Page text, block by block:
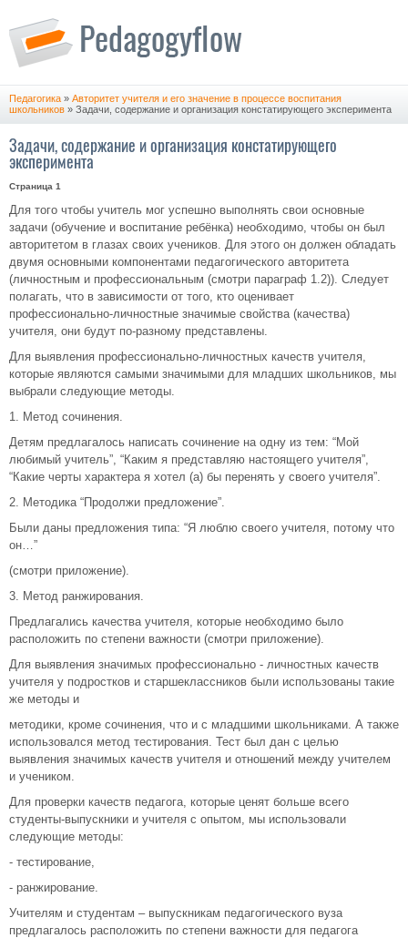
Педагогика » Авторитет учителя и его значение в процессе воспитания
школьников » Задачи, содержание и организация констатирующего эксперимента
Задачи, содержание и организация констатирующего
эксперимента
Страница 1
Для того чтобы учитель мог успешно выполнять свои основные
задачи (обучение и воспитание ребёнка) необходимо, чтобы он был
авторитетом в глазах своих учеников. Для этого он должен обладать
двумя основными компонентами педагогического авторитета
(личностным и профессиональным (смотри параграф 1.2)). Следует
полагать, что в зависимости от того, кто оценивает
профессионально-личностные значимые свойства (качества)
учителя, они будут по-разному представлены.
Для выявления профессионально-личностных качеств учителя,
которые являются самыми значимыми для младших школьников, мы
выбрали следующие методы.
1. Метод сочинения.
Детям предлагалось написать сочинение на одну из тем: “Мой
любимый учитель”, “Каким я представляю настоящего учителя”,
“Какие черты характера я хотел (а) бы перенять у своего учителя”.
2. Методика “Продолжи предложение”.
Были даны предложения типа: “Я люблю своего учителя, потому что
он…”
(смотри приложение).
3. Метод ранжирования.
Предлагались качества учителя, которые необходимо было
расположить по степени важности (смотри приложение).
Для выявления значимых профессионально - личностных качеств
учителя у подростков и старшеклассников были использованы такие
же методы и
методики, кроме сочинения, что и с младшими школьниками. А также
использовался метод тестирования. Тест был дан с целью
выявления значимых качеств учителя и отношений между учителем
и учеником.
Для проверки качеств педагога, которые ценят больше всего
студенты-выпускники и учителя с опытом, мы использовали
следующие методы:
- тестирование,
- ранжирование.
Учителям и студентам – выпускникам педагогического вуза
предлагалось расположить по степени важности для педагога